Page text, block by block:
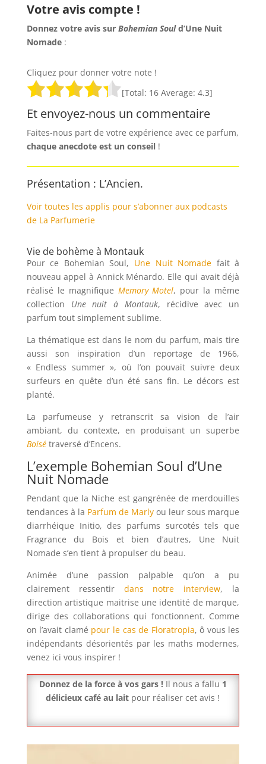
Votre avis compte !
Donnez votre avis sur Bohemian Sould’Une Nuit
Nomade :
Cliquez pour donner votre note !
[Total: 16Average: 4.3]
Et envoyez-nous un commentaire
Faites-nous part de votre expérience avec ce parfum,
chaque anecdote est un conseil!
Présentation : L’Ancien.
Voir toutes les applis pour s’abonner aux podcasts
de La Parfumerie
Vie de bohème à Montauk
Pour ce Bohemian Soul, Une Nuit Nomade fait à
nouveau appel à Annick Ménardo. Elle qui avait déjà
réalisé le magnifique Memory Motel, pour la même
collection Une nuit à Montauk, récidive avec un
parfum tout simplement sublime.
La thématique est dans le nom du parfum, mais tire
aussi son inspiration d’un reportage de 1966,
« Endless summer », où l’on pouvait suivre deux
surfeurs en quête d’un été sans fin. Le décors est
planté.
La parfumeuse y retranscrit sa vision de l’air
ambiant, du contexte, en produisant un superbe
Boisétraversé d’Encens.
L’exemple Bohemian Soul d’Une
Nuit Nomade
Pendant que la Niche est gangrénée de merdouilles
tendances à la Parfum de Marly ou leur sous marque
diarrhéique Initio, des parfums surcotés tels que
Fragrance du Bois et bien d’autres, Une Nuit
Nomade s’en tient à propulser du beau.
Animée d’une passion palpable qu’on a pu
clairement ressentir dans notre interview, la
direction artistique maitrise une identité de marque,
dirige des collaborations qui fonctionnent. Comme
on l’avait clamé pour le cas de Floratropia, ô vous les
indépendants désorientés par les maths modernes,
venez ici vous inspirer !
Donnez de la force à vos gars !Il nous a fallu 1
délicieux café au lait pour réaliser cet avis !